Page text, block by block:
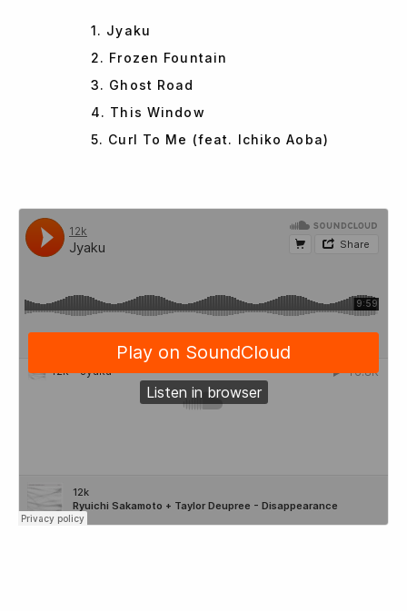
1. Jyaku
2. Frozen Fountain
3. Ghost Road
4. This Window
5. Curl To Me (feat. Ichiko Aoba)